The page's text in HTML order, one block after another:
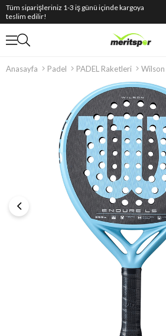
Tüm siparişleriniz 1-3 iş günü içinde kargoya
teslim edilir!
Anasayfa Padel PADEL Raketleri